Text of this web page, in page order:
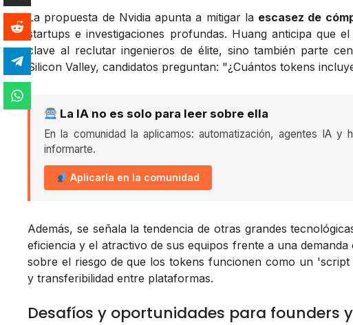
La propuesta de Nvidia apunta a mitigar la escasez de
startups e investigaciones profundas. Huang anticipa que
clave al reclutar ingenieros de élite, sino también parte
Silicon Valley, candidatos preguntan: "¿Cuántos tokens
La IA no es solo para leer sobre ella
En la comunidad la aplicamos: automatización, agentes IA y
informarte.
Aplicarla en la comunidad
Además, se señala la tendencia de otras grandes
eficiencia y el atractivo de sus equipos frente a una
sobre el riesgo de que los tokens funcionen como un
y transferibilidad entre plataformas.
Desafíos y oportunidades para founders